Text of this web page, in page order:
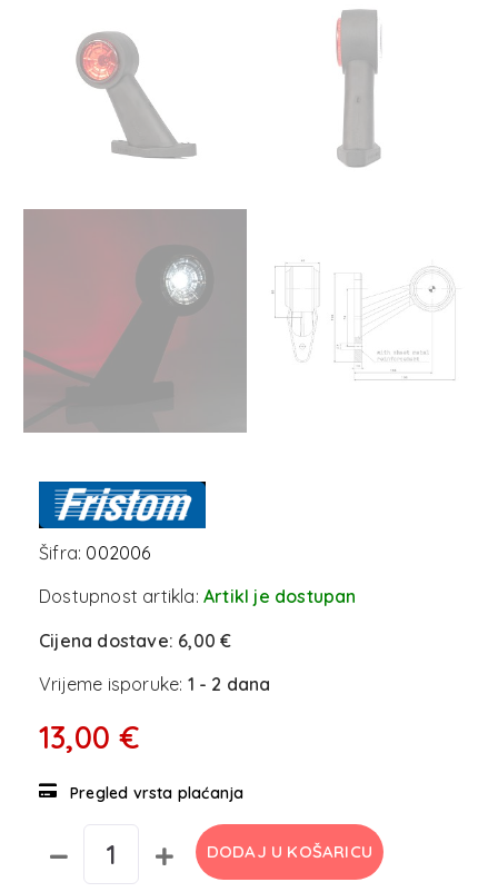
Šifra: 002006
Dostupnost artikla: Artikl je dostupan
Cijena dostave: 6,00 €
Vrijeme isporuke: 1 - 2 dana
13,00 €
Pregled vrsta plaćanja
DODAJ U KOŠARICU